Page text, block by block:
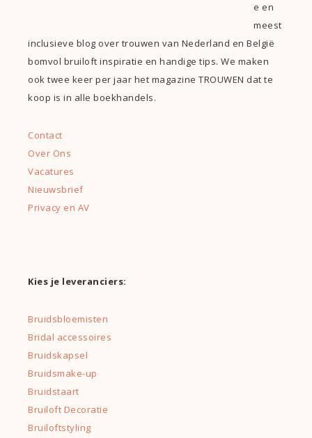
e en
meest
inclusieve blog over trouwen van Nederland en België
bomvol bruiloft inspiratie en handige tips. We maken
ook twee keer per jaar het magazine TROUWEN dat te
koop is in alle boekhandels.
Contact
Over Ons
Vacatures
Nieuwsbrief
Privacy en AV
Kies je leveranciers:
Bruidsbloemisten
Bridal accessoires
Bruidskapsel
Bruidsmake-up
Bruidstaart
Bruiloft Decoratie
Bruiloftstyling